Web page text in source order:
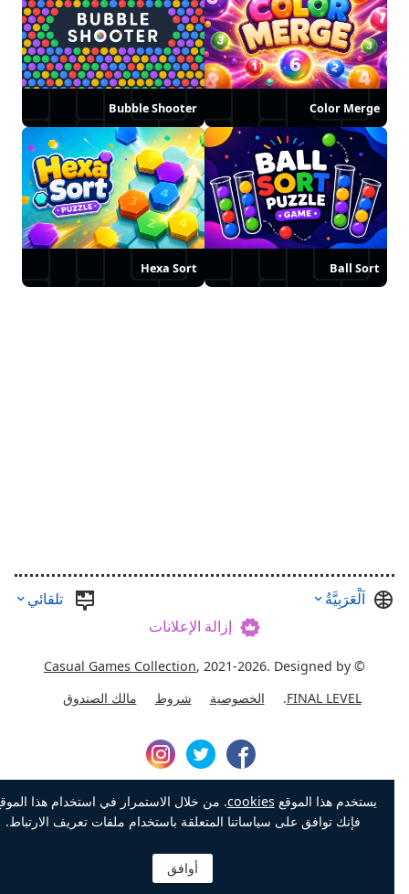
Color Merge
Bubble Shooter
Ball Sort
Hexa Sort
اَلْعَرَبِيَّةُ
تلقائي
إزالة الإعلانات
Casual Games Collection, 2021-2026. Designed by
FINAL LEVEL
. الخصوصية شروط مالك الصندوق
يستخدم هذا الموقعcookies. من خلال الاستمرار في استخدام هذا الموقع،
فإنك توافق على سياساتنا المتعلقة باستخدام ملفات تعريف الارتباط.